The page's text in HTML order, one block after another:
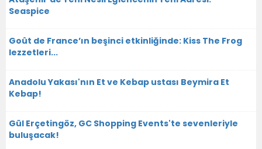
Seaspice
Goût de France’ın beşinci etkinliğinde: Kiss The Frog
lezzetleri...
Anadolu Yakası'nın Et ve Kebap ustası Beymira Et
Kebap!
Gül Erçetingöz, GC Shopping Events'te sevenleriyle
buluşacak!